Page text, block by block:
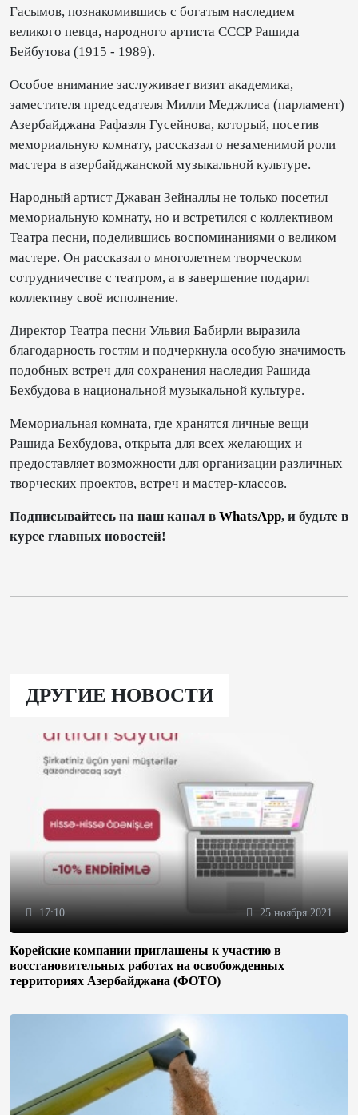
Гасымов, познакомившись с богатым наследием
великого певца, народного артиста СССР Рашида
Бейбутова (1915 - 1989).
Особое внимание заслуживает визит академика,
заместителя председателя Милли Меджлиса (парламент)
Азербайджана Рафаэля Гусейнова, который, посетив
мемориальную комнату, рассказал о незаменимой роли
мастера в азербайджанской музыкальной культуре.
Народный артист Джаван Зейналлы не только посетил
мемориальную комнату, но и встретился с коллективом
Театра песни, поделившись воспоминаниями о великом
мастере. Он рассказал о многолетнем творческом
сотрудничестве с театром, а в завершение подарил
коллективу своё исполнение.
Директор Театра песни Ульвия Бабирли выразила
благодарность гостям и подчеркнула особую значимость
подобных встреч для сохранения наследия Рашида
Бехбудова в национальной музыкальной культуре.
Мемориальная комната, где хранятся личные вещи
Рашида Бехбудова, открыта для всех желающих и
предоставляет возможности для организации различных
творческих проектов, встреч и мастер-классов.
Подписывайтесь на наш канал в WhatsApp, и будьте в
курсе главных новостей!
ДРУГИЕ НОВОСТИ
17:10 25 ноября 2021
Корейские компании приглашены к участию в
восстановительных работах на освобожденных
территориях Азербайджана (ФОТО)